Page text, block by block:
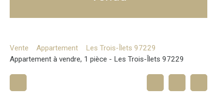
Vente Appartement
Les Trois-Îlets 97229
Appartement à vendre, 1 pièce - Les Trois-Îlets 97229